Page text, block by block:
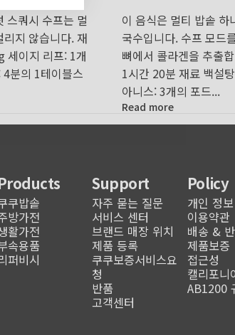
스쿼시 수프는 멀
지 않습니다. 재
세이지 리프: 1개
분의 1테이블스
이 음식은 멀티 밥솥 하
국수입니다. 수프 모드
뼈에서 콜라겐을 추출
1시간 20분 재료 백설
아니스: 3개의 포드...
Read more
쿠밥솥
방가전
활가전
속용품
퍼비시
Support
자주 묻는 질문
서비스 센터
브랜드 매장 위치
제품 등록
쿠쿠보증서비스요
청
반품
고객센터
Policy
개인 정보
이용약관
배송 &
제품보증
접근성
캘리포니
AB1200